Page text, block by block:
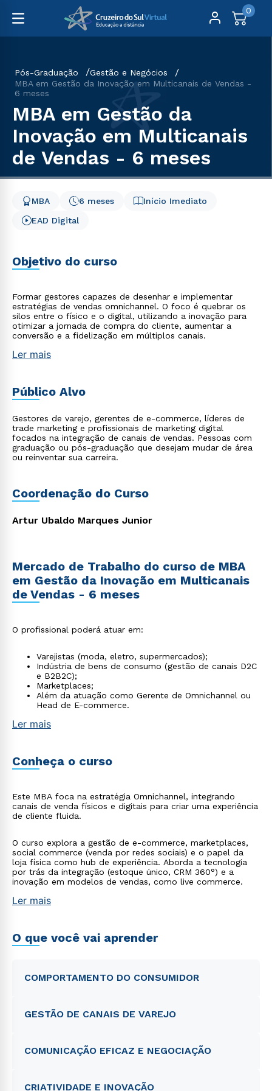
0
Pós-Graduação
Gestão e Negócios
MBA em Gestão da Inovação em Multicanais de Vendas -
6 meses
MBA em Gestão da
Inovação em Multicanais
de Vendas - 6 meses
Início Imediato
6 meses
MBA
EAD Digital
Objetivo do curso
Formar gestores capazes de desenhar e implementar
estratégias de vendas omnichannel. O foco é quebrar os
silos entre o físico e o digital, utilizando a inovação para
otimizar a jornada de compra do cliente, aumentar a
conversão e a fidelização em múltiplos canais.
Ler mais
Público Alvo
Gestores de varejo, gerentes de e-commerce, líderes de
trade marketing e profissionais de marketing digital
focados na integração de canais de vendas. Pessoas com
graduação ou pós-graduação que desejam mudar de área
ou reinventar sua carreira.
Coordenação do Curso
Artur Ubaldo Marques Junior
Mercado de Trabalho do curso de MBA
em Gestão da Inovação em Multicanais
de Vendas - 6 meses
O profissional poderá atuar em:
Varejistas (moda, eletro, supermercados);
Indústria de bens de consumo (gestão de canais D2C
e B2B2C);
Marketplaces;
Além da atuação como Gerente de Omnichannel ou
Head de E-commerce.
Ler mais
Conheça o curso
Este MBA foca na estratégia Omnichannel, integrando
canais de venda físicos e digitais para criar uma experiência
de cliente fluida.
O curso explora a gestão de e-commerce, marketplaces,
social commerce (venda por redes sociais) e o papel da
loja física como hub de experiência. Aborda a tecnologia
por trás da integração (estoque único, CRM 360°) e a
inovação em modelos de vendas, como live commerce.
Ler mais
O que você vai aprender
COMPORTAMENTO DO CONSUMIDOR
GESTÃO DE CANAIS DE VAREJO
COMUNICAÇÃO EFICAZ E NEGOCIAÇÃO
CRIATIVIDADE E INOVAÇÃO